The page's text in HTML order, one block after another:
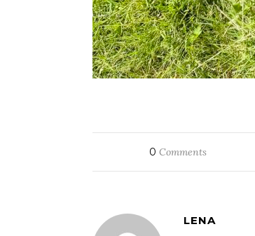
0 Comments
LENA